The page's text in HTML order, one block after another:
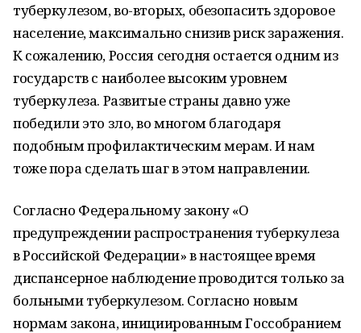
туберкулезом, во-вторых, обезопасить здоровое
население, максимально снизив риск заражения.
К сожалению, Россия сегодня остается одним из
государств с наиболее высоким уровнем
туберкулеза. Развитые страны давно уже
победили это зло, во многом благодаря
подобным профилактическим мерам. И нам
тоже пора сделать шаг в этом направлении.
Согласно Федеральному закону «О
предупреждении распространения туберкулеза
в Российской Федерации» в настоящее время
диспансерное наблюдение проводится только за
больными туберкулезом. Согласно новым
нормам закона, инициированным Госсобранием